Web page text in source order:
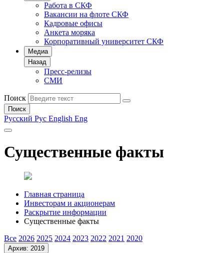
Работа в СКФ
Вакансии на флоте СКФ
Кадровые офисы
Анкета моряка
Корпоративный университет СКФ
Медиа
Назад
Пресс-релизы
СМИ
Поиск
Поиск
Русский Рус English Eng
Существенные факты
Главная страница
Инвесторам и акционерам
Раскрытие информации
Существенные факты
Все 2026 2025 2024 2023 2022 2021 2020
Архив: 2019